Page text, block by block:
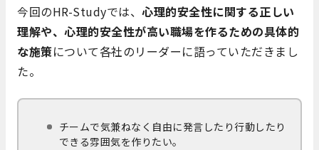
今回のHR-Studyでは、 心理的安全性に関する正しい
理解や、心理的安全性が高い職場を作るための具体的
な施策について各社のリーダーに語っていただきまし
た。
チームで気兼ねなく自由に発言したり行動したり
できる雰囲気を作りたい。